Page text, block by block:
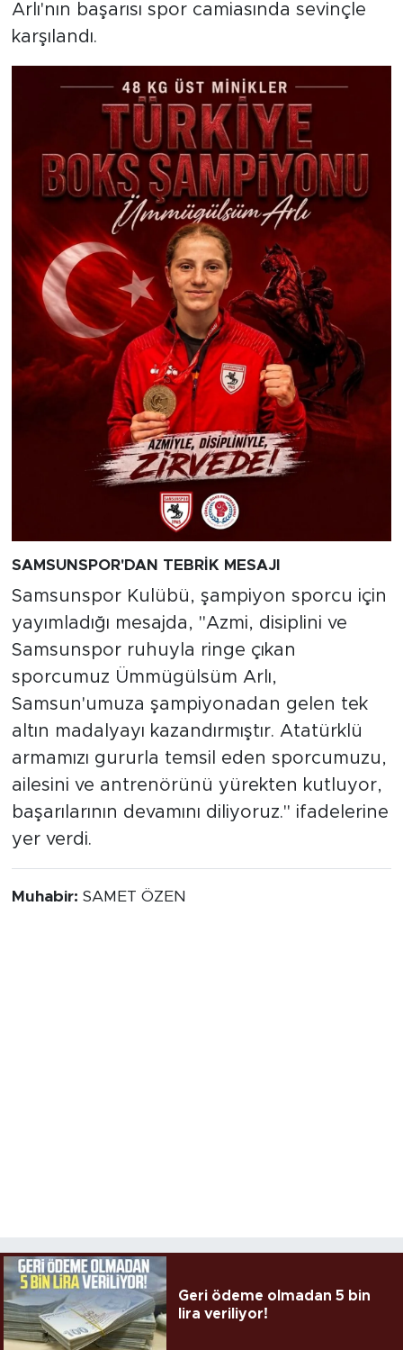
Arlı'nın başarısı spor camiasında sevinçle
karşılandı.
SAMSUNSPOR'DAN TEBRİK MESAJI
Samsunspor Kulübü, şampiyon sporcu için
yayımladığı mesajda, "Azmi, disiplini ve
Samsunspor ruhuyla ringe çıkan
sporcumuz Ümmügülsüm Arlı,
Samsun'umuza şampiyonadan gelen tek
altın madalyayı kazandırmıştır. Atatürklü
armamızı gururla temsil eden sporcumuzu,
ailesini ve antrenörünü yürekten kutluyor,
başarılarının devamını diliyoruz." ifadelerine
yer verdi.
Muhabir: SAMET ÖZEN
Geri ödeme olmadan 5 bin
lira veriliyor!